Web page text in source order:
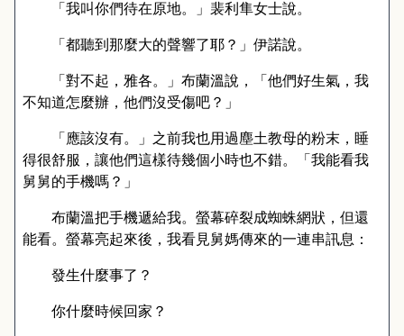
「我叫你們待在原地。」裴利隼女士說。
「都聽到那麼大的聲響了耶？」伊諾說。
「對不起，雅各。」布蘭溫說，「他們好生氣，我
不知道怎麼辦，他們沒受傷吧？」
「應該沒有。」之前我也用過塵土教母的粉末，睡
得很舒服，讓他們這樣待幾個小時也不錯。「我能看我
舅舅的手機嗎？」
布蘭溫把手機遞給我。螢幕碎裂成蜘蛛網狀，但還
能看。螢幕亮起來後，我看見舅媽傳來的一連串訊息：
發生什麼事了？
你什麼時候回家？